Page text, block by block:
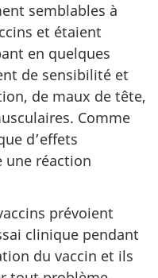
semblables à
et étaient
en quelques
de sensibilité et
de maux de tête,
Comme
d’effets
une réaction
prévoient
clinique pendant
du vaccin et ils